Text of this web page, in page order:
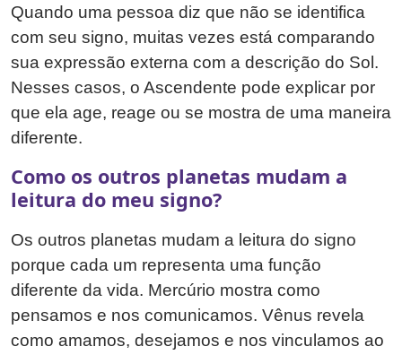
Quando uma pessoa diz que não se identifica
com seu signo, muitas vezes está comparando
sua expressão externa com a descrição do Sol.
Nesses casos, o Ascendente pode explicar por
que ela age, reage ou se mostra de uma maneira
diferente.
Como os outros planetas mudam a
leitura do meu signo?
Os outros planetas mudam a leitura do signo
porque cada um representa uma função
diferente da vida. Mercúrio mostra como
pensamos e nos comunicamos. Vênus revela
como amamos, desejamos e nos vinculamos ao